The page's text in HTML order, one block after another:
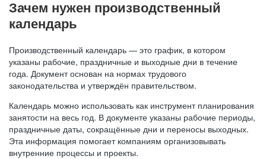
Зачем нужен производственный
календарь
Производственный календарь — это график, в котором
указаны рабочие, праздничные и выходные дни в течение
года. Документ основан на нормах трудового
законодательства и утверждён правительством.
Календарь можно использовать как инструмент планирования
занятости на весь год. В документе указаны рабочие периоды,
праздничные даты, сокращённые дни и переносы выходных.
Эта информация помогает компаниям организовывать
внутренние процессы и проекты.